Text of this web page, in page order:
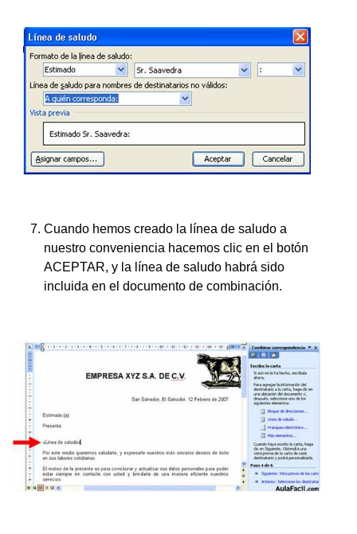
Cuando hemos creado la línea de saludo a
nuestro conveniencia hacemos clic en el botón
ACEPTAR, y la línea de saludo habrá sido
incluida en el documento de combinación.